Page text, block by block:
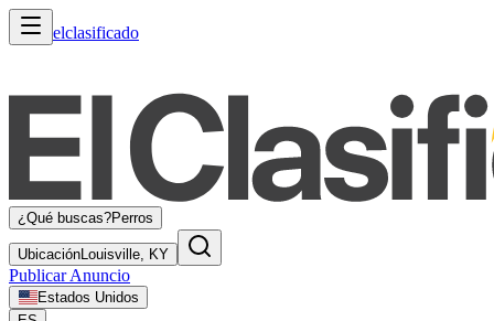
elclasificado
¿Qué buscas?Perros
UbicaciónLouisville, KY
Publicar Anuncio
Estados Unidos